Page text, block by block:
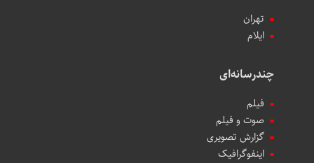
تهران
ایلام
چندرسانه‌ای
فیلم
صوت و فیلم
گزارش تصویری
اینفوگرافیک